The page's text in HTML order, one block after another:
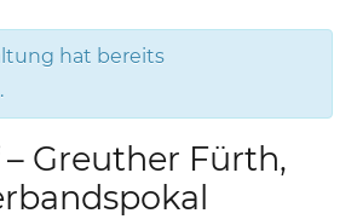
hat bereits
– Greuther Fürth,